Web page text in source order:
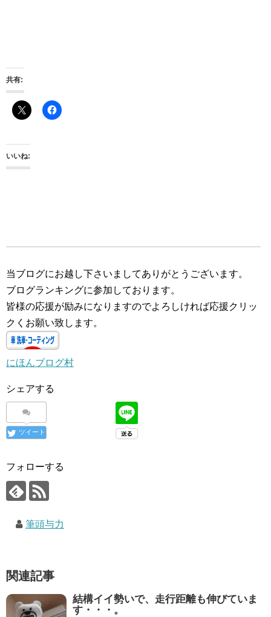
共有:
いいね:
当ブログにお越し下さいましてありがとうございます。
ブログランキングに参加しております。
皆様の応援が励みになりますのでよろしければ応援クリッ
クくお願い致します。
にほんブログ村
シェアする
ツイート
フォローする
筆頭与力
関連記事
結構イイ勢いで、走行距離も伸びていま
す・・・。